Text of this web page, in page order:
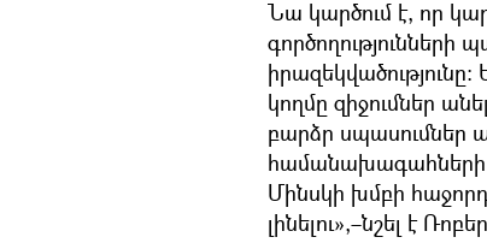
Նա կարծում է, որ
գործողությունների
կողմը զիջումներ
բարձր սպասումներ
համանախագահների
Մինսկի խմբի
լինելու»,–նշել է